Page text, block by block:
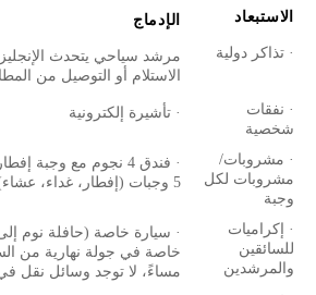
الاستبعاد
الإدماج
· تذاكر دولية
مرشد سياحي يتحدث
الاستلام أو التوصيل من
· نفقات
شخصية
· تأشيرة إلكترونية
· مشروبات/
مشروبات لكل
وجبة
5 وجبات (إفطار، غداء، عشاء)
· إكراميات
للسائقين
والمرشدين
مساءً، لا توجد وسائل نقل